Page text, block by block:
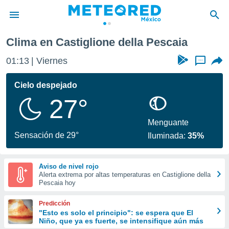
de
ha sido
calidad.
a este
las
y
forma
digital
basada
Clima en Castiglione della Pescaia
01:13 Viernes ...
Cielo despejado
27°
Sensación de 29°
Menguante
Iluminada:35%
Aviso de nivel rojo
Alerta extrema por altas temperaturas en Castiglione della
Pescaia hoy
Predicción
"Esto es solo el principio": se espera que El
Niño, que ya es fuerte, se intensifique aún más